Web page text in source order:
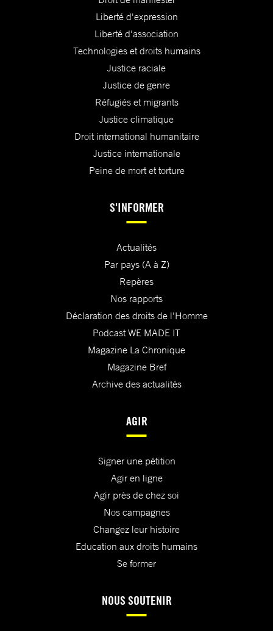
Liberté d'expression
Liberté d'association
Technologies et droits humains
Justice raciale
Justice de genre
Réfugiés et migrants
Justice climatique
Droit international humanitaire
Justice internationale
Peine de mort et torture
S'INFORMER
Actualités
Par pays (A à Z)
Repères
Nos rapports
Déclaration des droits de l'Homme
Podcast WE MADE IT
Magazine La Chronique
Magazine Bref
Archive des actualités
AGIR
Signer une pétition
Agir en ligne
Agir près de chez soi
Nos campagnes
Changez leur histoire
Education aux droits humains
Se former
NOUS SOUTENIR